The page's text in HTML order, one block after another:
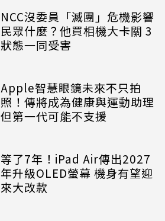
NCC沒委員「滅團」危機影響
民眾什麼？他買相機大卡關 3
狀態一同受害
Apple智慧眼鏡未來不只拍
照！傳將成為健康與運動助理
但第一代可能不支援
等了7年！iPad Air傳出2027
年升級OLED螢幕 機身有望迎
來大改款